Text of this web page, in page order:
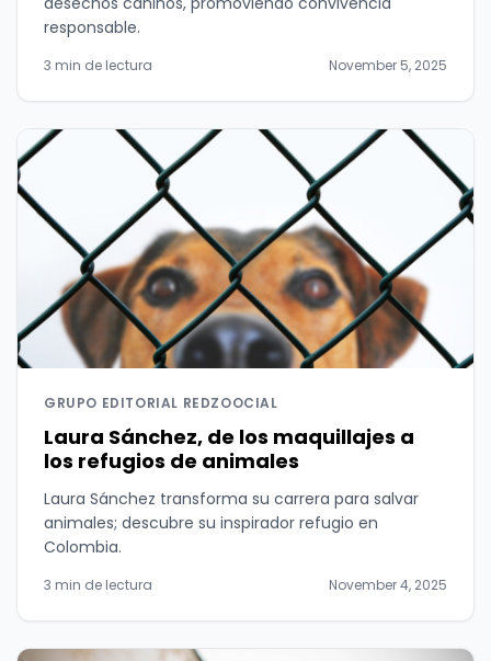
responsable.
3 min de lectura November 5, 2025
GRUPO EDITORIAL REDZOOCIAL
Laura Sánchez, de los maquillajes a
los refugios de animales
Laura Sánchez transforma su carrera para salvar
animales; descubre su inspirador refugio en
Colombia.
3 min de lectura November 4, 2025